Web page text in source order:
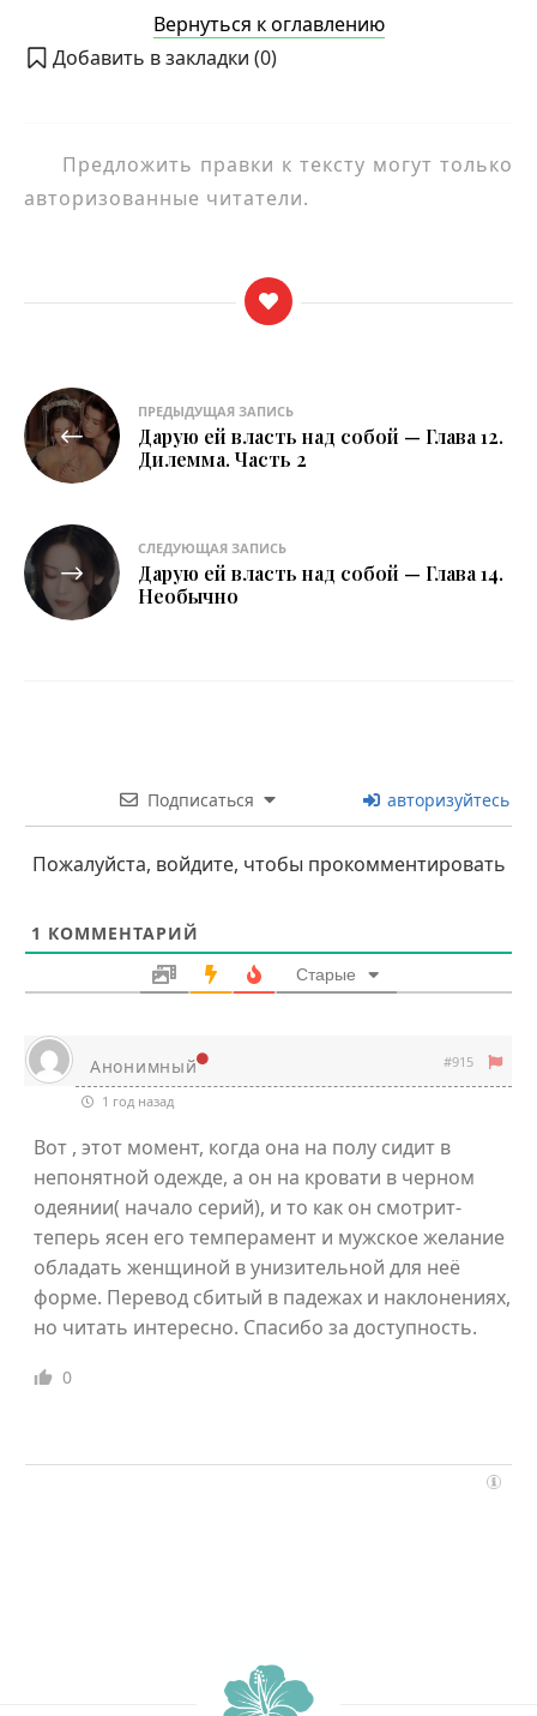
Вернуться к оглавлению
Добавить в закладки (0)
Предложить правки к тексту могут только
авторизованные читатели.
Навигация
по
записям
ПРЕДЫДУЩАЯ ЗАПИСЬ
Дарую ей власть над собой — Глава 12.
Дилемма. Часть 2
СЛЕДУЮЩАЯ ЗАПИСЬ
Дарую ей власть над собой — Глава 14.
Необычно
Подписаться авторизуйтесь
Пожалуйста, войдите, чтобы прокомментировать
1 КОММЕНТАРИЙ
Старые
Анонимный #915
1 год назад
Вот , этот момент, когда она на полу сидит в
непонятной одежде, а он на кровати в черном
одеянии( начало серий), и то как он смотрит-
теперь ясен его темперамент и мужское желание
обладать женщиной в унизительной для неё
форме. Перевод сбитый в падежах и наклонениях,
но читать интересно. Спасибо за доступность.
0